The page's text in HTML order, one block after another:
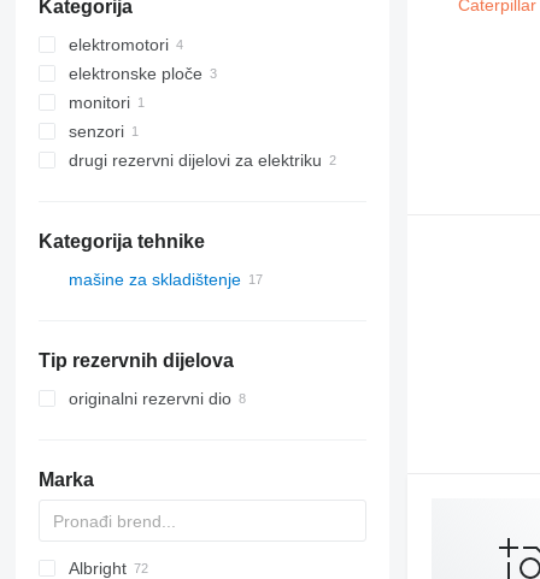
Kategorija
elektromotori
elektronske ploče
monitori
senzori
drugi rezervni dijelovi za elektriku
Kategorija tehnike
mašine za skladištenje
Tip rezervnih dijelova
originalni rezervni dio
Marka
Albright